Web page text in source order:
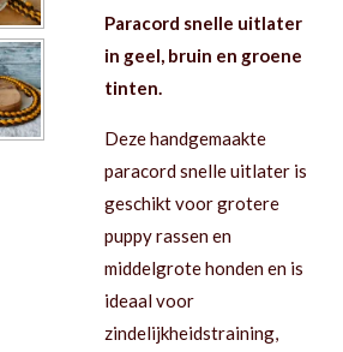
Paracord snelle uitlater
in geel, bruin en groene
tinten.
Deze handgemaakte
paracord snelle uitlater is
geschikt voor grotere
puppy rassen en
middelgrote honden en is
ideaal voor
zindelijkheidstraining,